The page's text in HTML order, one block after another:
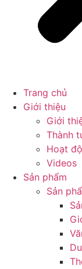
Trang chủ
Giới thiệu
Giới
Thành
Hoạt
Videos
Sản phẩm
Sản